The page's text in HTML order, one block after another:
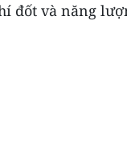
đốt và năng